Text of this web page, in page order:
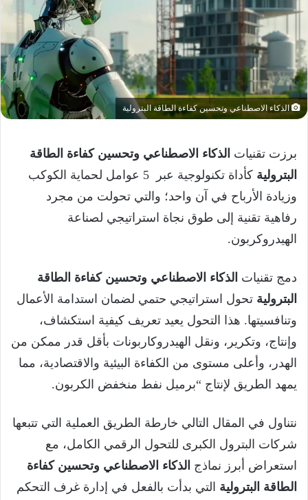
الذكاء الاصطناعي وتحسين كفاءة الطاقة البترولية
برزت تقنيات الذكاء الاصطناعي وتحسين كفاءة الطاقة
البترولية
كأداة تكنولوجية عبر 5 عوامل لحماية الكوكب
وزيادة الأرباح في آن واحد؛ والتي تحولت من مجرد
رفاهية تقنية إلى طوق نجاة استراتيجي لصناعة
الهيدروكربون.
دمج تقنيات الذكاء الاصطناعي وتحسين كفاءة الطاقة
البترولية تحول استراتيجي حتمي لضمان استدامة الأعمال
وتنافسيتها. هذا التحول يعيد تعريف كيفية استكشاف،
وإنتاج، وتكرير، ونقل الهيدروكاربونات بأقل قدر ممكن من
الهدر، وأعلى مستوى من الكفاءة البيئية والاقتصادية، مما
يمهد الطريق لإنتاج “برميل نفط منخفض الكربون.
نتناول في المقال التالي خارطة الطريق العملية التي تتبعها
شركات البترول الكبرى للتحول الرقمي الكامل، مع
استعراض أبرز نماذج الذكاء الاصطناعي وتحسين كفاءة
الطاقة البترولية التي بدأت بالفعل في إدارة غرف التحكم